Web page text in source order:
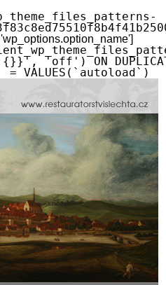
ON DUPLICATE
VALUES(`autoload`)